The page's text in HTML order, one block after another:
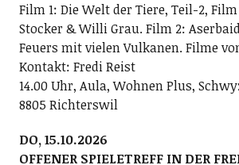
Film 1: Die Welt der Tiere, Teil-2,
Stocker & Willi Grau. Film 2:
Feuers mit vielen Vulkanen. Filme
Kontakt: Fredi Reist
14.00 Uhr, Aula, Wohnen Plus,
8805 Richterswil
DO, 15.10.2026
OFFENER SPIELETREFF IN DER